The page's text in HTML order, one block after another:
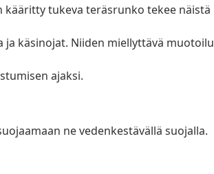
tukeva teräsrunko tekee näistä
käsinojat. Niiden miellyttävä muotoilu
ajaksi.
ne vedenkestävällä suojalla.